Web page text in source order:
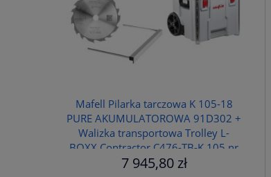
Mafell Pilarka tarczowa K 105-18
PURE AKUMULATOROWA 91D302 +
Walizka transportowa Trolley L-
BOXX Contractor C476-TB-K 105 nr
095284
7 945,80 zł